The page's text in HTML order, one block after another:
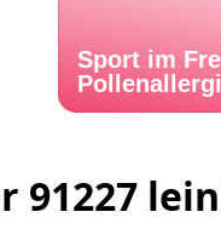
Sport im
91227